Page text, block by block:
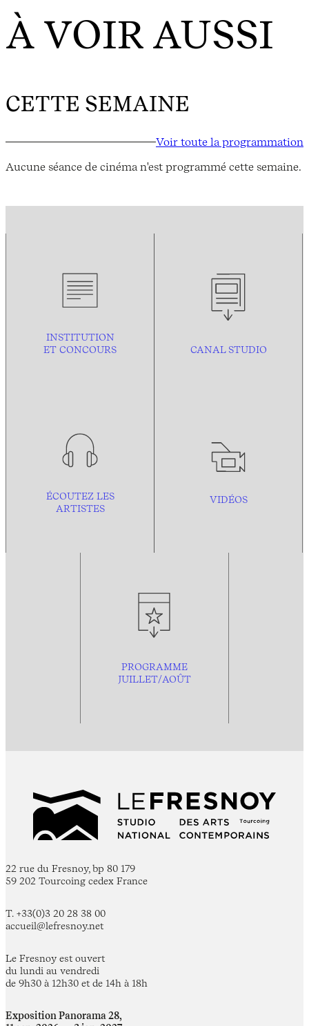
À VOIR AUSSI
CETTE SEMAINE
Voir toute la programmation
Aucune séance de cinéma n'est programmé cette semaine.
INSTITUTION
ET CONCOURS
CANAL STUDIO
ÉCOUTEZ LES
ARTISTES
VIDÉOS
PROGRAMME
JUILLET/AOÛT
22 rue du Fresnoy, bp 80 179
59 202 Tourcoing cedex France
T. +33(0)3 20 28 38 00
accueil@lefresnoy.net
Le Fresnoy est ouvert
du lundi au vendredi
de 9h30 à 12h30 et de 14h à 18h
Exposition Panorama 28,